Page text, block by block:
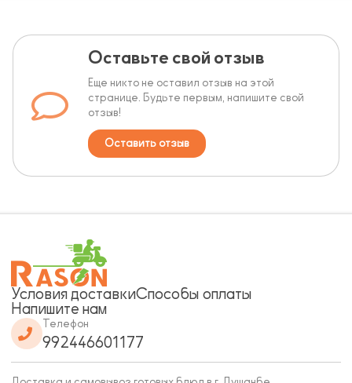
Оставьте свой отзыв
Еще никто не оставил отзыв на этой
странице. Будьте первым, напишите свой
отзыв!
Оставить отзыв
Условия доставкиСпособы оплаты
Напишите нам
Телефон
992446601177